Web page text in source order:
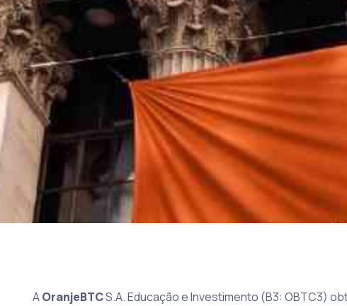
AOranjeBTCS.A. Educação e Investimento (B3: OBTC3)